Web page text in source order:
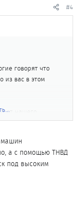
#4
говорят что
из вас в этом
от нашего
а с помощью ТНВД
под высоким